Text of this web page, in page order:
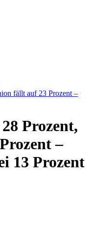
fällt auf 23 Prozent –
Prozent,
–
13 Prozent